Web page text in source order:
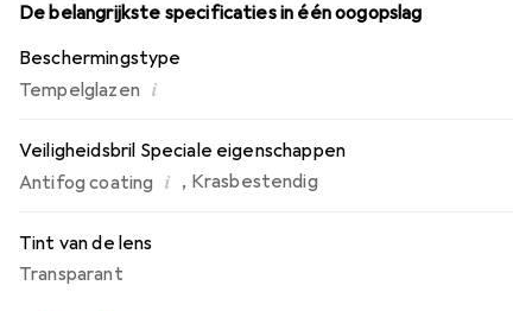
De belangrijkste specificaties in één oogopslag
Beschermingstype
Tempelglazen i
Veiligheidsbril Speciale eigenschappen
Antifog coating i , Krasbestendig
Tint van de lens
Transparant